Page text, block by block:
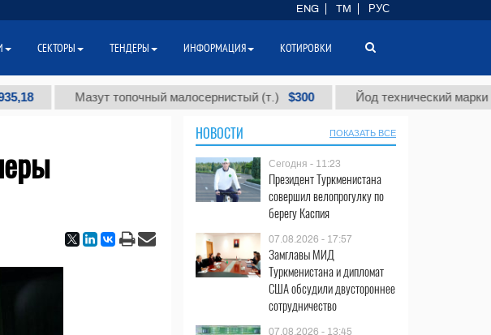
Мазут топочный малосернистый (т.) $300 Йод технический марки "А" (т.)
НОВОСТИ ПОКАЗАТЬ ВСЕ
Сегодня - 11:23
Президент Туркменистана
совершил велопрогулку по
берегу Каспия
07.08.2026 - 17:57
Замглавы МИД
Туркменистана и дипломат
США обсудили двустороннее
сотрудничество
07.08.2026 - 13:45
ENG TM РУС
СЕКТОРЫ ТЕНДЕРЫ ИНФОРМАЦИЯ КОТИРОВКИ